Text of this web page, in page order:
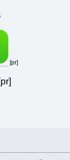
[pr]
[pr]